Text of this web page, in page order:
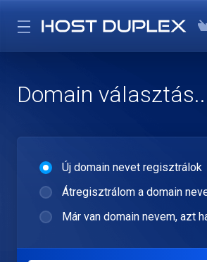
Domain
Új domain nevet regisztrálok
Átregisztrálom a domain
Már van domain nevem, azt